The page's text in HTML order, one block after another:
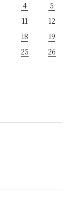
4
5
11
12
18
19
25
26